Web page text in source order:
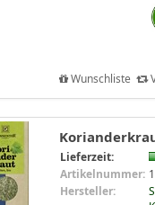
Wunschliste
Lieferzeit:
Artikelnummer:
Hersteller: